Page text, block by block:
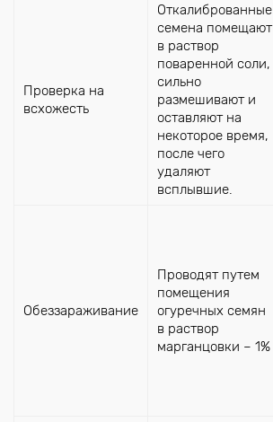
Проверка на
всхожесть
Откалиброванные
семена помещают
в раствор
поваренной соли,
сильно
размешивают и
оставляют на
некоторое время,
после чего
удаляют
всплывшие.
Обеззараживание
Проводят путем
помещения
огуречных семян
в раствор
марганцовки – 1%